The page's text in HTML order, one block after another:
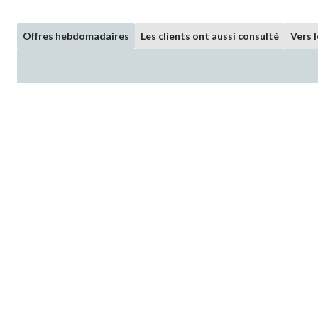
Offres hebdomadaires Les clients ont aussi consulté Vers